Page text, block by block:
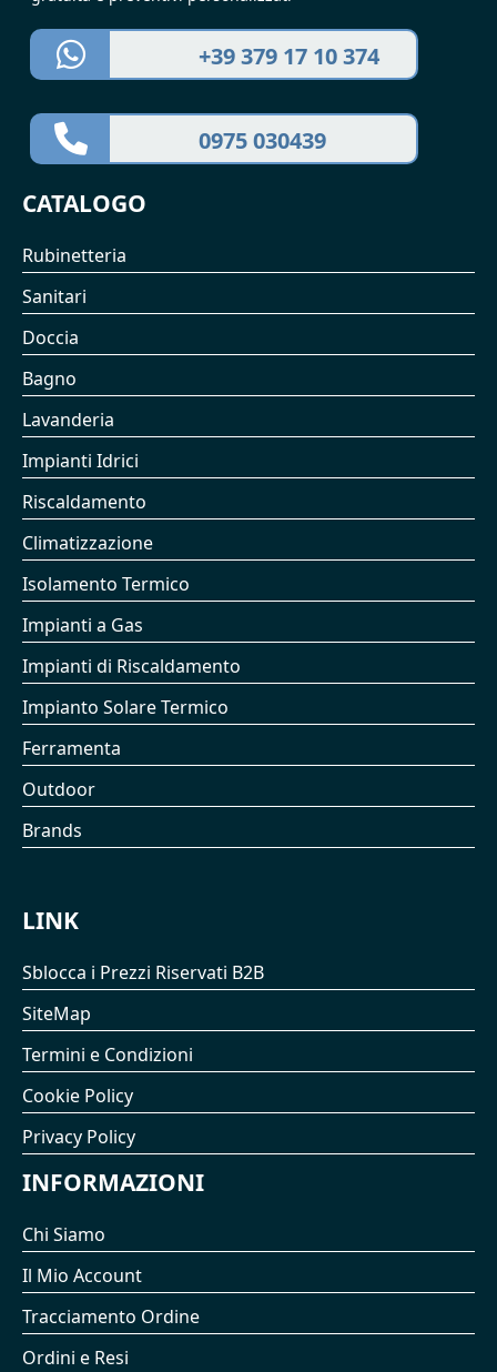
+39 379 17 10 374
0975 030439
CATALOGO
Rubinetteria
Sanitari
Doccia
Bagno
Lavanderia
Impianti Idrici
Riscaldamento
Climatizzazione
Isolamento Termico
Impianti a Gas
Impianti di Riscaldamento
Impianto Solare Termico
Ferramenta
Outdoor
Brands
LINK
Sblocca i Prezzi Riservati B2B
SiteMap
Termini e Condizioni
Cookie Policy
Privacy Policy
INFORMAZIONI
Chi Siamo
Il Mio Account
Tracciamento Ordine
Ordini e Resi